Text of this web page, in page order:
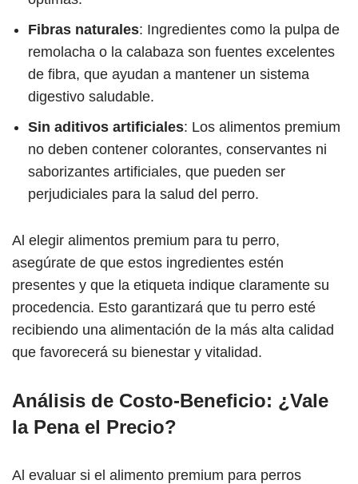
Fibras naturales: Ingredientes como la pulpa de
remolacha o la calabaza son fuentes excelentes
de fibra, que ayudan a mantener un sistema
digestivo saludable.
Sin aditivos artificiales: Los alimentos premium
no deben contener colorantes, conservantes ni
saborizantes artificiales, que pueden ser
perjudiciales para la salud del perro.
Al elegir alimentos premium para tu perro,
asegúrate de que estos ingredientes estén
presentes y que la etiqueta indique claramente su
procedencia. Esto garantizará que tu perro esté
recibiendo una alimentación de la más alta calidad
que favorecerá su bienestar y vitalidad.
Análisis de Costo-Beneficio: ¿Vale
la Pena el Precio?
Al evaluar si el alimento premium para perros